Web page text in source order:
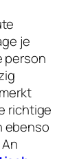
je
person
richtige
ebenso